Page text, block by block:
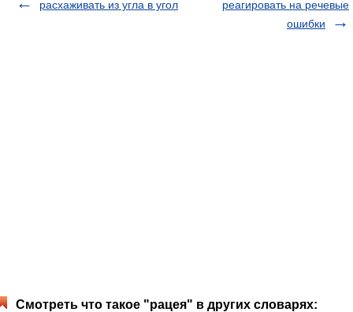
расхаживать из угла в угол
реагировать на речевые
ошибки
Смотреть что такое "рацея" в других словарях: